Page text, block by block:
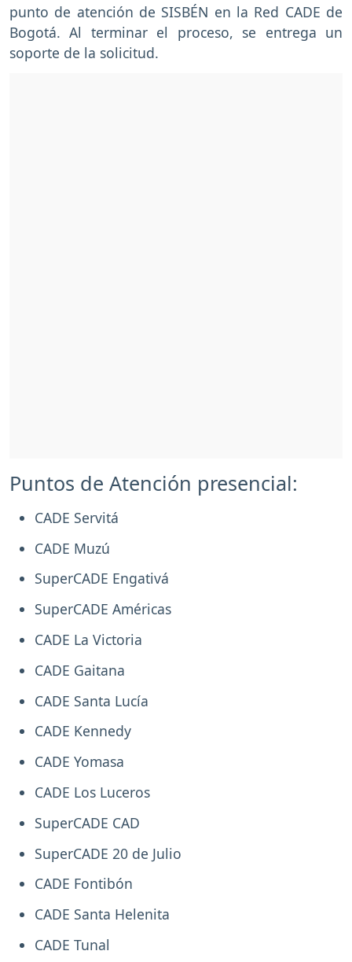
punto de atención de SISBÉN en la Red CADE de
Bogotá. Al terminar el proceso, se entrega un
soporte de la solicitud.
Puntos de Atención presencial:
CADE Servitá
CADE Muzú
SuperCADE Engativá
SuperCADE Américas
CADE La Victoria
CADE Gaitana
CADE Santa Lucía
CADE Kennedy
CADE Yomasa
CADE Los Luceros
SuperCADE CAD
SuperCADE 20 de Julio
CADE Fontibón
CADE Santa Helenita
CADE Tunal